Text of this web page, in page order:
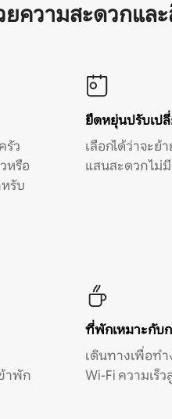
ยความสะดวกแล
รัว
หรือ
รับ
ยืดหยุ่นปรับเป
เลือกได้ว่าจะย้
แสนสะดวก ไม่
าพัก
ที่พักเหมาะกับ
เดินทางเพื่อท
Wi-Fi ความเร็